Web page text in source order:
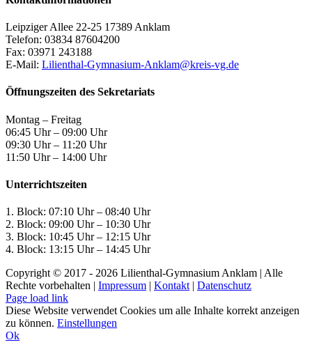
Leipziger Allee 22-25 17389 Anklam
Telefon: 03834 87604200
Fax: 03971 243188
E-Mail: Lilienthal-Gymnasium-Anklam@kreis-vg.de
Öffnungszeiten des Sekretariats
Montag – Freitag
06:45 Uhr – 09:00 Uhr
09:30 Uhr – 11:20 Uhr
11:50 Uhr – 14:00 Uhr
Unterrichtszeiten
1. Block: 07:10 Uhr – 08:40 Uhr
2. Block: 09:00 Uhr – 10:30 Uhr
3. Block: 10:45 Uhr – 12:15 Uhr
4. Block: 13:15 Uhr – 14:45 Uhr
Copyright © 2017 - 2026 Lilienthal-Gymnasium Anklam | Alle
Rechte vorbehalten | Impressum | Kontakt | Datenschutz
Page load link
Diese Website verwendet Cookies um alle Inhalte korrekt anzeigen
zu können. Einstellungen
Ok